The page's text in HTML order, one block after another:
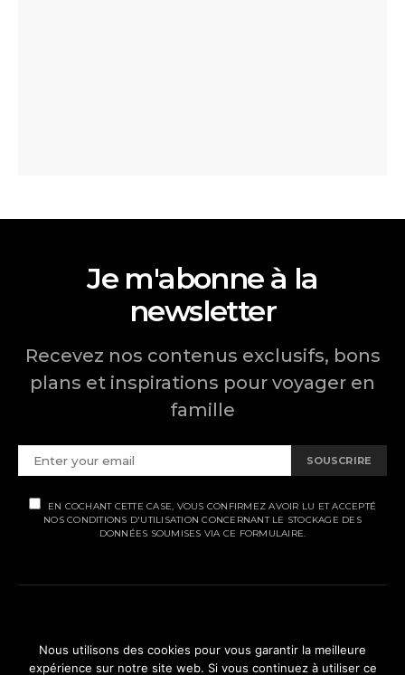
Je m'abonne à la
newsletter
Recevez nos contenus exclusifs, bons
plans et inspirations pour voyager en
famille
SOUSCRIRE
EN COCHANT CETTE CASE, VOUS CONFIRMEZ AVOIR LU ET ACCEPTÉ
NOS CONDITIONS D'UTILISATION CONCERNANT LE STOCKAGE DES
DONNÉES SOUMISES VIA CE FORMULAIRE.
MENTIONS LÉGALES
POLITIQUE DE CONFIDENTIALITÉ
Nous utilisons des cookies pour vous garantir la meilleure
expérience sur notre site web. Si vous continuez à utiliser ce